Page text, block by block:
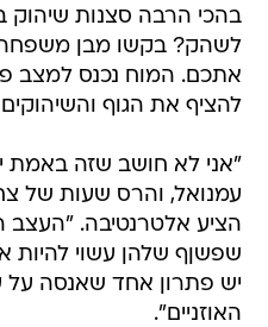
בהכי הרבה סצנות שיהוק
לשהק? בקשו מבן
אתכם. המוח נכנס למצב
להציף את הגוף
"אני לא חושב שזה באמת
עמנואל, והרס שעות של
הציע אלטרנטיבה. "העצב
שפשןף שלהן עשוי להיות
יש פתרון אחד שאנסה על
האוזניים".